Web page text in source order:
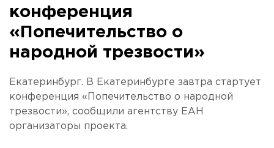
конференция
«Попечительство о
народной трезвости»
Екатеринбург. В Екатеринбурге завтра стартует
конференция «Попечительство о народной
трезвости», сообщили агентству ЕАН
организаторы проекта.